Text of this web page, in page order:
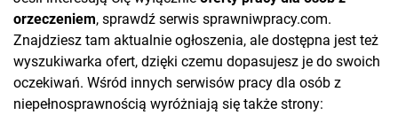
orzeczeniem, sprawdź serwis sprawniwpracy.com.
Znajdziesz tam aktualnie ogłoszenia, ale dostępna jest też
wyszukiwarka ofert, dzięki czemu dopasujesz je do swoich
oczekiwań. Wśród innych serwisów pracy dla osób z
niepełnosprawnością wyróżniają się także strony: